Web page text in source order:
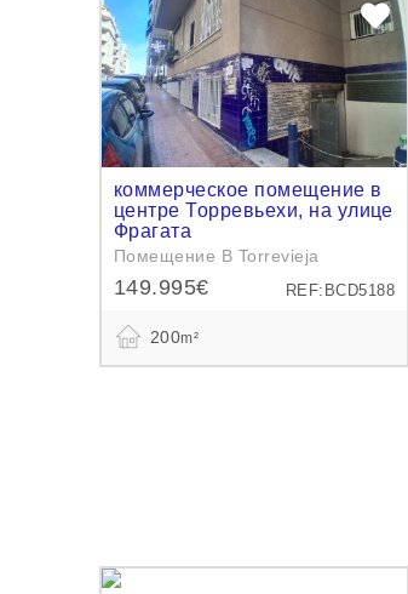
коммерческое помещение в
центре Торревьехи, на улице
Фрагата
Помещение В Torrevieja
REF:BCD5188
149.995€
200m²